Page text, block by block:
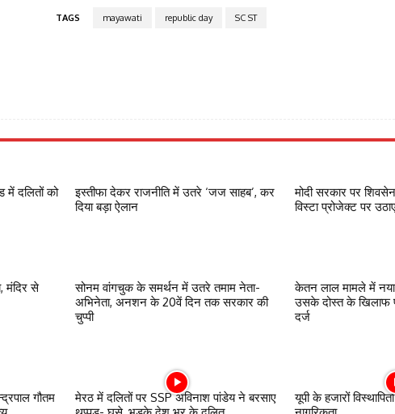
TAGS mayawati republic day SC ST
में दलितों को
इस्तीफा देकर राजनीति में उतरे ‘जज साहब’, कर
दिया बड़ा ऐलान
मोदी सरकार पर
विस्टा प्रोजेक्ट पर
मंदिर से
सोनम वांगचुक के समर्थन में उतरे तमाम नेता-
अभिनेता, अनशन के 20वें दिन तक सरकार की
चुप्पी
केतन लाल मामले में
उसके दोस्त के खिलाफ
दर्ज
गौतम
मेरठ में दलितों पर SSP अविनाश पांडेय ने बरसाए
यूपी के हजारों